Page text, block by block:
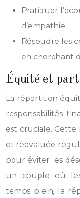
Pratiquer
d’empathie.
Résoudre les
en cherchant
Équité et
La répartition
responsabilités
est cruciale.
et réévaluée
pour éviter les
un couple où
temps plein, la